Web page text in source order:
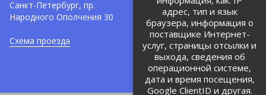
Санкт-Петербург, пр.
Народного Ополчения 30
Схема проезда
+7 (812) 971-42-42
Политика об обработке и
защите персональных данных
Соглашение на обработку
персональных данных
адрес, тип и язык
браузера, информация о
поставщике Интернет-
услуг, страницы отсылки и
выхода, сведения об
операционной системе,
дата и время посещения,
Google ClientID и другая.